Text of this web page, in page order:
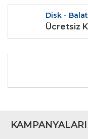
Disk -
Ücretsiz